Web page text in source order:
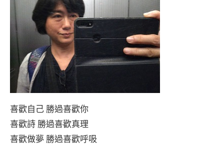
喜歡自己 勝過喜歡你
喜歡詩 勝過喜歡真理
喜歡做夢 勝過喜歡呼吸